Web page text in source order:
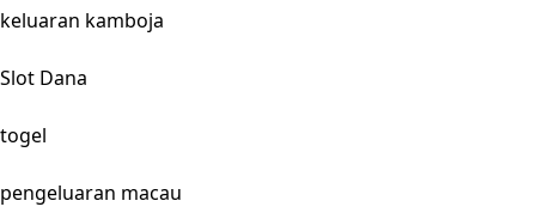
keluaran kamboja
Slot Dana
togel
pengeluaran macau